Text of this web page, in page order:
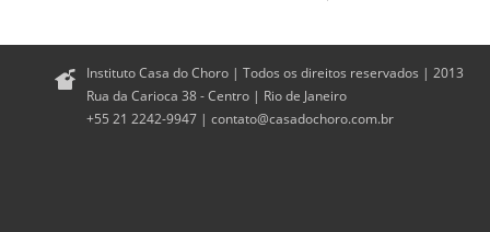
Instituto Casa do Choro | Todos os direitos reservados | 2013
Rua da Carioca 38 - Centro | Rio de Janeiro
+55 21 2242-9947 | contato@casadochoro.com.br